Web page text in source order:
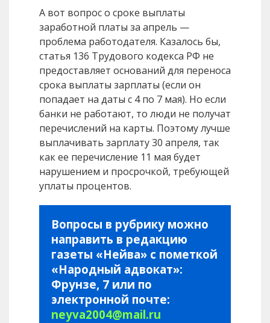
А вот вопрос о сроке выплаты
заработной платы за апрель —
проблема работодателя. Казалось бы,
статья 136 Трудового кодекса РФ не
предоставляет оснований для переноса
срока выплаты зарплаты (если он
попадает на даты с 4 по 7 мая). Но если
банки не работают, то люди не получат
перечислений на карты. Поэтому лучше
выплачивать зарплату 30 апреля, так
как ее перечисление 11 мая будет
нарушением и просрочкой, требующей
уплаты процентов.
Вопросы в рубрику можно
направить в редакцию
газеты «Нейва» с пометкой
«Народный адвокат»:
Фрунзе, 7 или по
электронной почте:
neyva2004@mail.ru